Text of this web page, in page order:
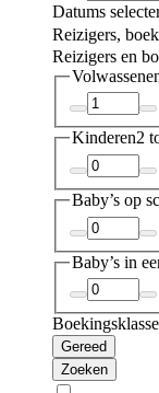
Datums
Reizigers,
Reizigers en
Kinderen2
Baby’s op
Baby’s in
Boekingsklasse
Gereed
Zoeken